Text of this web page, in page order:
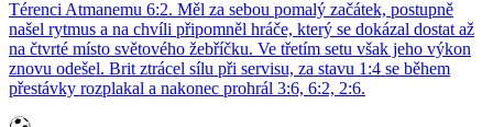
Térenci Atmanemu 6:2. Měl za sebou pomalý začátek, postupně
našel rytmus a na chvíli připomněl hráče, který se dokázal dostat až
na čtvrté místo světového žebříčku. Ve třetím setu však jeho výkon
znovu odešel. Brit ztrácel sílu při servisu, za stavu 1:4 se během
přestávky rozplakal a nakonec prohrál 3:6, 6:2, 2:6.